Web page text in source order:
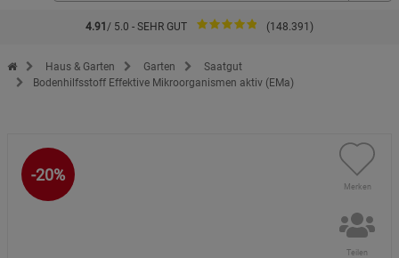
4.91 / 5.0 - SEHR GUT (148.391)
Zur Startseite des Kopp Verlag Online-Shop
Haus & Garten Garten
Saatgut
Bodenhilfsstoff Effektive Mikroorganismen aktiv (EMa)
-20%
Merken
Teilen